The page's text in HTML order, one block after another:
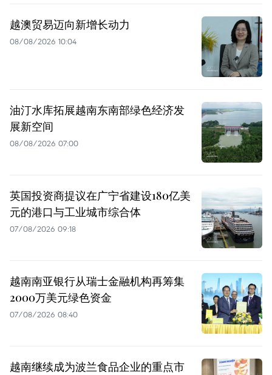
越澳贸易迈向新增长动力
08/08/2026 10:04
油汀水库拓展越南东南部绿色经济发
展新空间
08/08/2026 07:00
英国投资商提议在广宁省建设180亿美
元的港口与工业城市综合体
07/08/2026 09:18
越南南亚银行从瑞士金融机构再筹集
2000万美元绿色资金
07/08/2026 08:40
越南继续成为波兰食品企业的重点市